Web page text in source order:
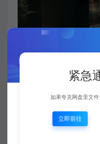
紧急
如果夸克网盘里文件
立即前往